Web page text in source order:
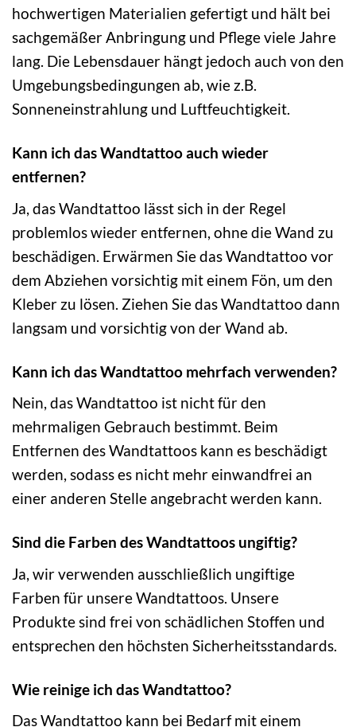
hochwertigen Materialien gefertigt und hält bei
sachgemäßer Anbringung und Pflege viele Jahre
lang. Die Lebensdauer hängt jedoch auch von den
Umgebungsbedingungen ab, wie z.B.
Sonneneinstrahlung und Luftfeuchtigkeit.
Kann ich das Wandtattoo auch wieder
entfernen?
Ja, das Wandtattoo lässt sich in der Regel
problemlos wieder entfernen, ohne die Wand zu
beschädigen. Erwärmen Sie das Wandtattoo vor
dem Abziehen vorsichtig mit einem Fön, um den
Kleber zu lösen. Ziehen Sie das Wandtattoo dann
langsam und vorsichtig von der Wand ab.
Kann ich das Wandtattoo mehrfach verwenden?
Nein, das Wandtattoo ist nicht für den
mehrmaligen Gebrauch bestimmt. Beim
Entfernen des Wandtattoos kann es beschädigt
werden, sodass es nicht mehr einwandfrei an
einer anderen Stelle angebracht werden kann.
Sind die Farben des Wandtattoos ungiftig?
Ja, wir verwenden ausschließlich ungiftige
Farben für unsere Wandtattoos. Unsere
Produkte sind frei von schädlichen Stoffen und
entsprechen den höchsten Sicherheitsstandards.
Wie reinige ich das Wandtattoo?
Das Wandtattoo kann bei Bedarf mit einem